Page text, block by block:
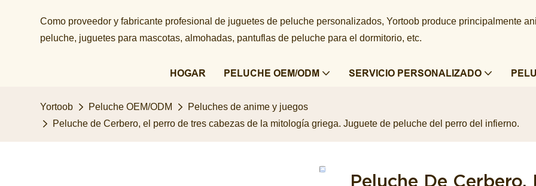
Como proveedor y fabricante profesional de juguetes de peluche personalizados, Yortoob produce principalmente
peluche, juguetes para mascotas, almohadas, pantuflas de peluche para el dormitorio, etc.
HOGAR PELUCHE OEM/ODM SERVICIO PERSONALIZADO
Yortoob Peluche OEM/ODM
Peluches de anime y juegos
Peluche de Cerbero, el perro de tres cabezas de la mitología griega. Juguete de peluche del perro del infierno.
Peluche De Cerbero,